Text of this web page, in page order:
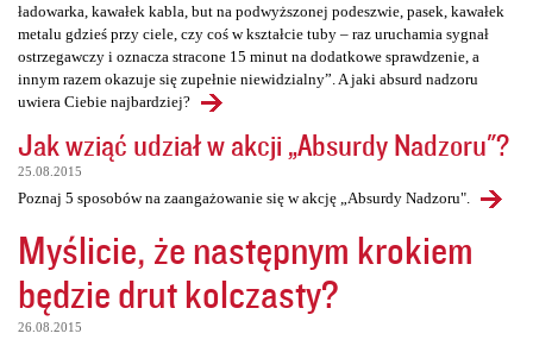
ładowarka, kawałek kabla, but na podwyższonej podeszwie, pasek, kawałek
metalu gdzieś przy ciele, czy coś w kształcie tuby – raz uruchamia sygnał
ostrzegawczy i oznacza stracone 15 minut na dodatkowe sprawdzenie, a
innym razem okazuje się zupełnie niewidzialny”. A jaki absurd nadzoru
uwiera Ciebie najbardziej?
Jak wziąć udział w akcji „Absurdy Nadzoru"?
25.08.2015
Poznaj 5 sposobów na zaangażowanie się w akcję „Absurdy Nadzoru".
Myślicie, że następnym krokiem
będzie drut kolczasty?
26.08.2015